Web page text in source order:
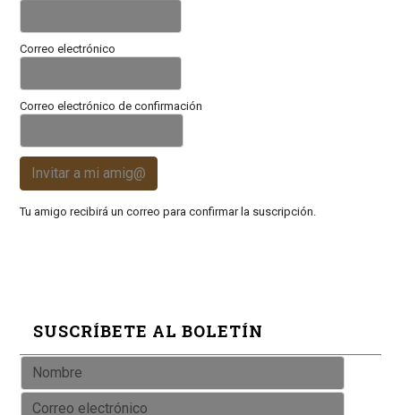
Correo electrónico
Correo electrónico de confirmación
Invitar a mi amig@
Tu amigo recibirá un correo para confirmar la suscripción.
SUSCRÍBETE AL BOLETÍN